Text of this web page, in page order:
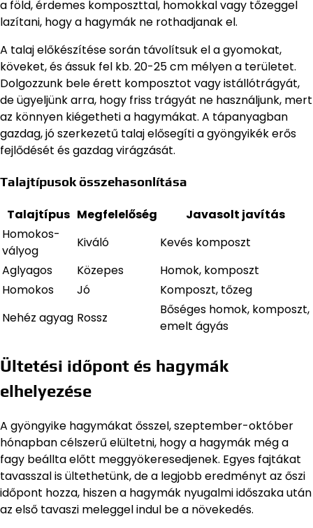
a föld, érdemes komposzttal, homokkal vagy tőzeggel
lazítani, hogy a hagymák ne rothadjanak el.
A talaj előkészítése során távolítsuk el a gyomokat,
köveket, és ássuk fel kb. 20-25 cm mélyen a területet.
Dolgozzunk bele érett komposztot vagy istállótrágyát,
de ügyeljünk arra, hogy friss trágyát ne használjunk, mert
az könnyen kiégetheti a hagymákat. A tápanyagban
gazdag, jó szerkezetű talaj elősegíti a gyöngyikék erős
fejlődését és gazdag virágzását.
Talajtípusok összehasonlítása
Talajtípus Megfelelőség
Javasolt javítás
Homokos-
vályog
Kiváló
Kevés komposzt
Aglyagos
Közepes
Homok, komposzt
Homokos
Jó
Komposzt, tőzeg
Nehéz agyag Rossz
Bőséges homok, komposzt,
emelt ágyás
Ültetési időpont és hagymák
elhelyezése
A gyöngyike hagymákat ősszel, szeptember-október
hónapban célszerű elültetni, hogy a hagymák még a
fagy beállta előtt meggyökeresedjenek. Egyes fajtákat
tavasszal is ültethetünk, de a legjobb eredményt az őszi
időpont hozza, hiszen a hagymák nyugalmi időszaka után
az első tavaszi meleggel indul be a növekedés.